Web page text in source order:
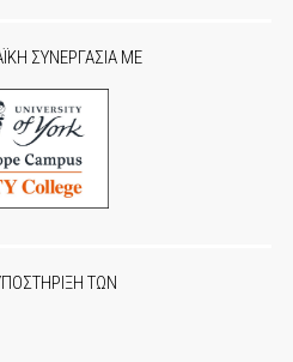
ΣΥΝΕΡΓΑΣΙΑ ΜΕ
ΤΩΝ